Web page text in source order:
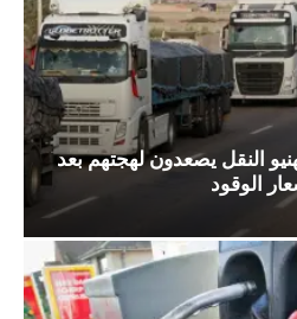
النقل يصعدون لهجتهم بعد
الوقود